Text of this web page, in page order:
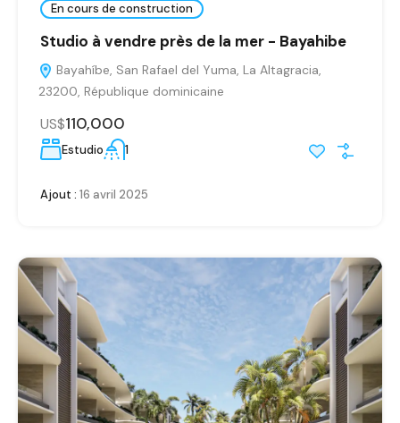
En cours de construction
Studio à vendre près de la mer - Bayahibe
Bayahíbe, San Rafael del Yuma, La Altagracia,
23200, République dominicaine
US$110,000
Estudio 1
Ajout : 16 avril 2025